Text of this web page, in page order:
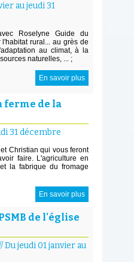
au jeudi 31
Roselyne Guide du
rural... au grès de
au climat, à la
naturelles, ... ;
En savoir plus
ferme de la
31 décembre
Christian qui vous feront
faire. L'agriculture en
la fabrique du fromage
En savoir plus
de l'église
Du jeudi 01 janvier au